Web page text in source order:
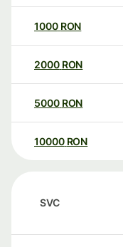
1000 RON
2000 RON
5000 RON
10000 RON
SVC